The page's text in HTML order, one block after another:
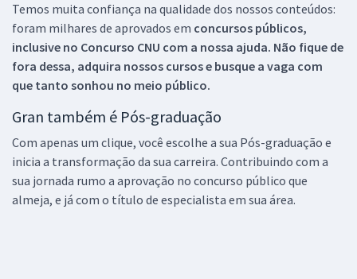
Temos muita confiança na qualidade dos nossos conteúdos:
foram milhares de aprovados em concursos públicos,
inclusive no Concurso CNU com a nossa ajuda. Não fique de
fora dessa, adquira nossos cursos e busque a vaga com
que tanto sonhou no meio público.
Gran também é Pós-graduação
Com apenas um clique, você escolhe a sua Pós-graduação e
inicia a transformação da sua carreira. Contribuindo com a
sua jornada rumo a aprovação no concurso público que
almeja, e já com o título de especialista em sua área.